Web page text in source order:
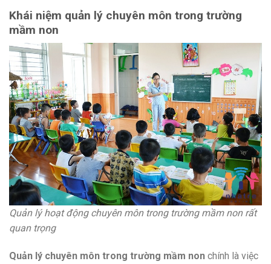
Khái niệm quản lý chuyên môn trong trường
mầm non
Quản lý hoạt động chuyên môn trong trường mầm non rất
quan trọng
Quản lý chuyên môn trong trường mầm non chính là việc